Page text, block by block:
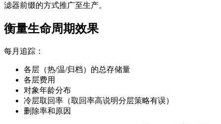
滤器前缀的方式推广至生产。
衡量生命周期效果
每月追踪：
各层（热/温/归档）的总存储量
各层费用
对象年龄分布
冷层取回率（取回率高说明分层策略有误）
删除率和原因